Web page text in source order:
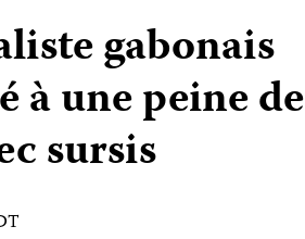
gabonais
à une peine de
sursis